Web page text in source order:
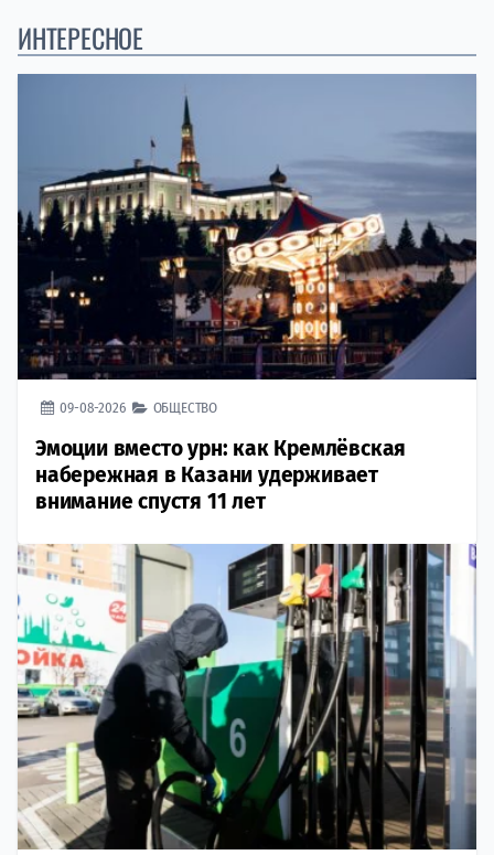
ИНТЕРЕСНОЕ
09-08-2026 ОБЩЕСТВО
Эмоции вместо урн: как Кремлёвская
набережная в Казани удерживает
внимание спустя 11 лет